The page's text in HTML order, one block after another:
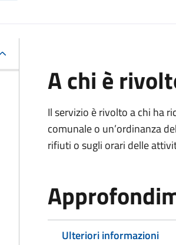
A chi è
Il servizio è rivolto a chi ha
comunale o un’ordinanza
rifiuti o sugli orari delle
Ulteriori informazioni